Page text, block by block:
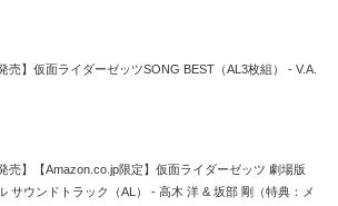
売】仮面ライダーゼッツSONG BEST（AL3枚組） - V.A.
売】【Amazon.co.jp限定】仮面ライダーゼッツ 劇場版
サウンドトラック（AL） - 高木 洋 & 坂部 剛（特典：メ